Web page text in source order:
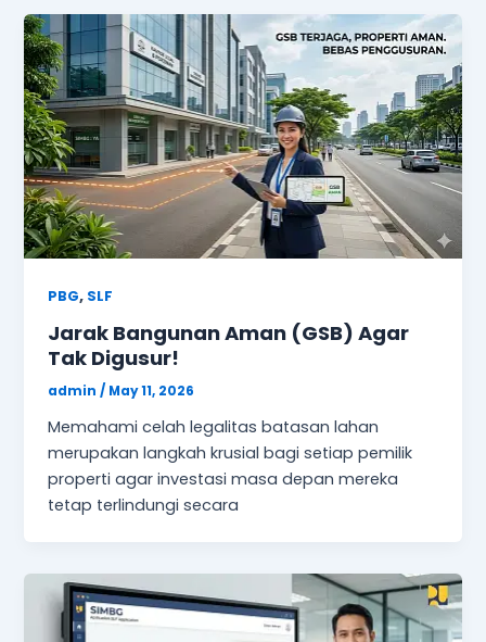
PBG, SLF
Jarak Bangunan Aman (GSB) Agar
Tak Digusur!
admin/ May 11, 2026
Memahami celah legalitas batasan lahan
merupakan langkah krusial bagi setiap pemilik
properti agar investasi masa depan mereka
tetap terlindungi secara